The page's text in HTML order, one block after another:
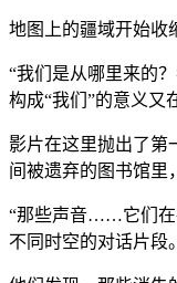
地图上的疆域开始收
“我们是从哪里来的
构成“我们”的意义又
影片在这里抛出了第
间被遗弃的图书馆里
“那些声音……它们在
不同时空的对话片段